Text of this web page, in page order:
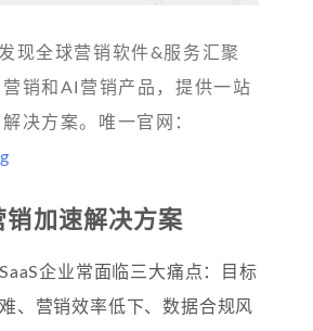
现全球营销软件&服务汇聚
营销和AI营销产品，提供一站
决方案。唯一官网：
销加速解决方案
企业常面临三大痛点：目标
、营销效率低下、数据合规风